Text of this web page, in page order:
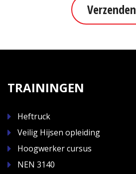
Verzenden
TRAININGEN
Heftruck
Veilig Hijsen opleiding
Hoogwerker cursus
NEN 3140